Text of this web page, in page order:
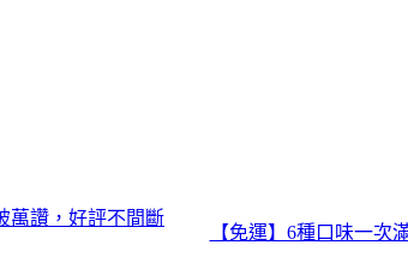
萬讚，好評不間斷
【免運】6種口味一次